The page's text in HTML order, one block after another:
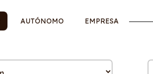
AUTÓNOMO EMPRESA